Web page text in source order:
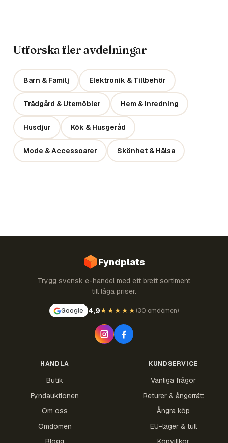
Utforska fler avdelningar
Barn & Familj Elektronik & Tillbehör
Trädgård & Utemöbler Hem & Inredning
Husdjur Kök & Husgeråd
Mode & Accessoarer Skönhet & Hälsa
Fyndplats
Trygg svensk e-handel med ett brett sortiment
till låga priser.
Google 4,9★★★★★ (30 omdömen)
HANDLA
Butik
Fyndauktionen
Om oss
Omdömen
KUNDSERVICE
Vanliga frågor
Returer & ångerrätt
Ångra köp
EU-lager & tull